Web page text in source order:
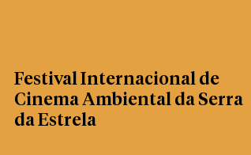
Festival Internacional de
Cinema Ambiental da Serra
da Estrela